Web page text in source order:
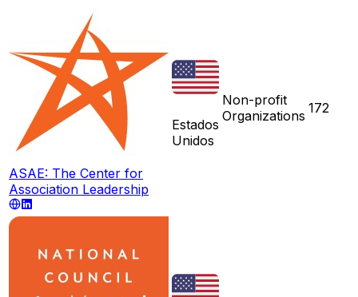
ASAE: The Center for
Association Leadership
Estados
Unidos
Non-profit
Organizations 172